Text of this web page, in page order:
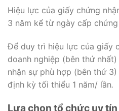
Hiệu lực của giấy chứng
3 năm kể từ ngày cấp chứng
Để duy trì hiệu lực của giấy
doanh nghiệp (bên thứ
nhận sự phù hợp (bên thứ
định kỳ tối thiểu 1 năm/ lần.
Lựa chọn tổ chức uy